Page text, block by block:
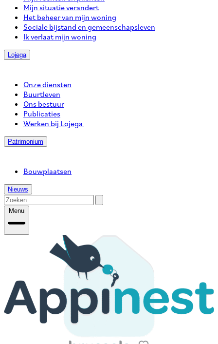
Mijn situatie verandert
Het beheer van mijn woning
Sociale bijstand en gemeenschapsleven
Ik verlaat mijn woning
Lojega
Onze diensten
Buurtleven
Ons bestuur
Publicaties
Werken bij Lojega
Patrimonium
Bouwplaatsen
Nieuws
Menu